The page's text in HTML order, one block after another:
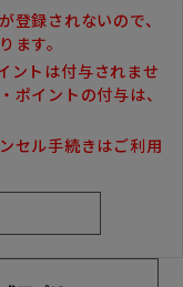
録されないので、
ます。
ントは付与されませ
ポイントの付与は、
セル手続きはご利用